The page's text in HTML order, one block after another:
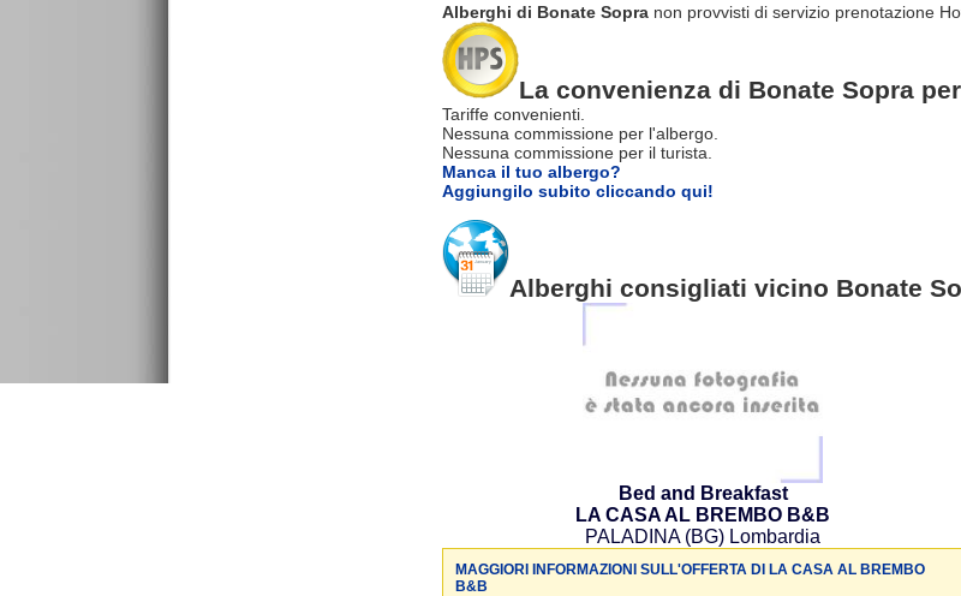
Alberghi di Bonate Sopra non provvisti di servizio prenotazione
La convenienza di Bonate Sopra
Tariffe convenienti.
Nessuna commissione per l'albergo.
Nessuna commissione per il turista.
Manca il tuo albergo?
Aggiungilo subito cliccando qui!
Alberghi consigliati vicino Bonate
Bed and Breakfast
LA CASA AL BREMBO B&B
PALADINA (BG) Lombardia
MAGGIORI INFORMAZIONI SULL'OFFERTA DI LA CASA AL BREMBO
B&B